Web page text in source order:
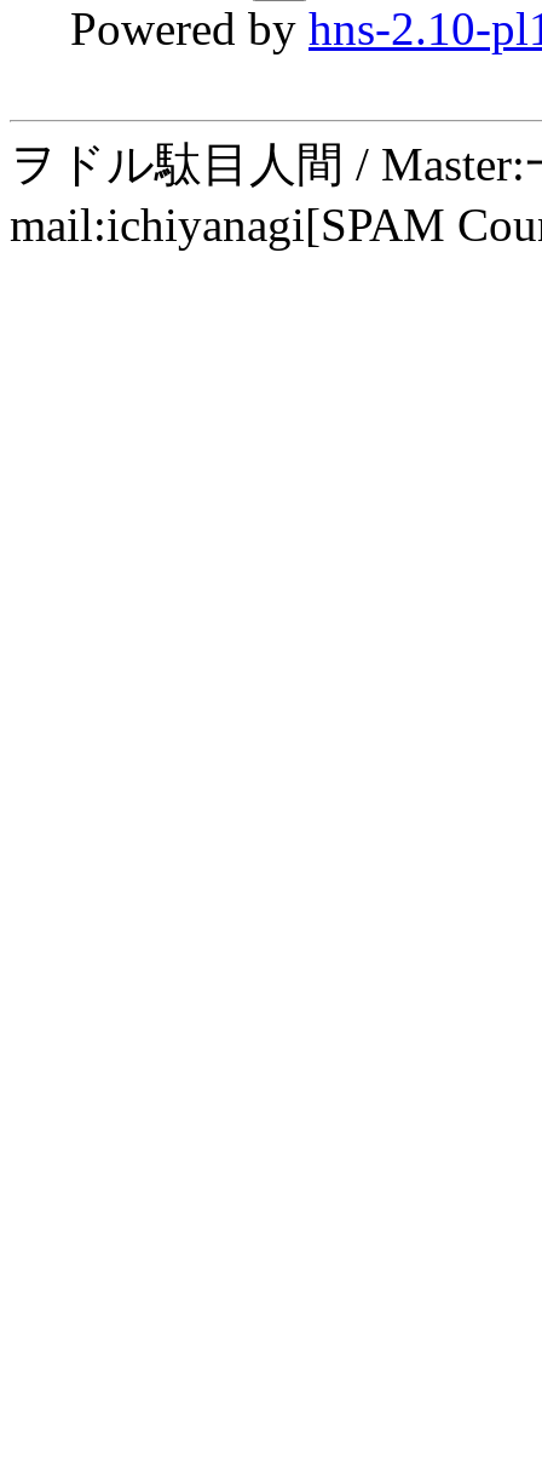
Powered by hns-2.10-
ヲドル駄目人間 /
mail:ichiyanagi[SPAM